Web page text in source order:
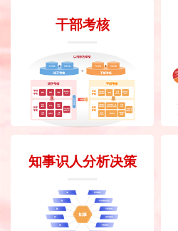
干部考核
知事识人分析决策